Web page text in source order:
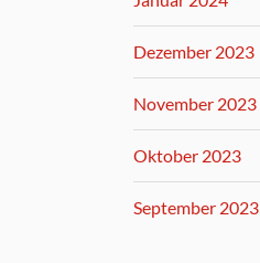
Dezember 2023
November 2023
Oktober 2023
September 2023